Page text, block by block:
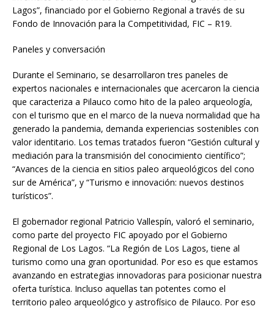
Lagos”, financiado por el Gobierno Regional a través de su
Fondo de Innovación para la Competitividad, FIC – R19.
Paneles y conversación
Durante el Seminario, se desarrollaron tres paneles de
expertos nacionales e internacionales que acercaron la ciencia
que caracteriza a Pilauco como hito de la paleo arqueología,
con el turismo que en el marco de la nueva normalidad que ha
generado la pandemia, demanda experiencias sostenibles con
valor identitario. Los temas tratados fueron “Gestión cultural y
mediación para la transmisión del conocimiento científico”;
“Avances de la ciencia en sitios paleo arqueológicos del cono
sur de América”, y “Turismo e innovación: nuevos destinos
turísticos”.
El gobernador regional Patricio Vallespín, valoró el seminario,
como parte del proyecto FIC apoyado por el Gobierno
Regional de Los Lagos. “La Región de Los Lagos, tiene al
turismo como una gran oportunidad. Por eso es que estamos
avanzando en estrategias innovadoras para posicionar nuestra
oferta turística. Incluso aquellas tan potentes como el
territorio paleo arqueológico y astrofísico de Pilauco. Por eso